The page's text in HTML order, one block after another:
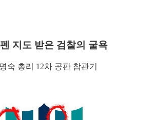
지도 받은 검찰의 굴욕
숙 총리 12차 공판 참관기